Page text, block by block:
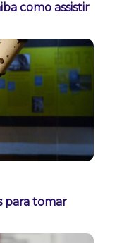
como assistir
para tomar